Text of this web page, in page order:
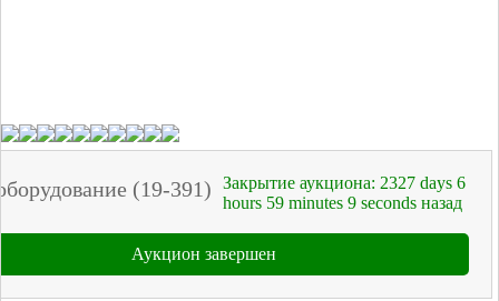
(19-391) Закрытие аукциона: 2327 days 6
hours 59 minutes 9 seconds назад
Аукцион завершен